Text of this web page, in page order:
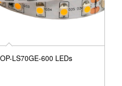
LS70GE-600 LEDs